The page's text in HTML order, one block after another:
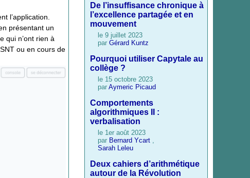
l’application.
présentant un
qui n’ont rien à
ou en cours de
De l’insuffisance chronique à
l’excellence partagée et en
mouvement
le 9 juillet 2023
par Gérard Kuntz
Pourquoi utiliser Capytale au
collège ?
le 15 octobre 2023
par Aymeric Picaud
Comportements
algorithmiques II :
verbalisation
le 1er août 2023
par Bernard Ycart
Sarah Leleu
Deux cahiers d’arithmétique
autour de la Révolution